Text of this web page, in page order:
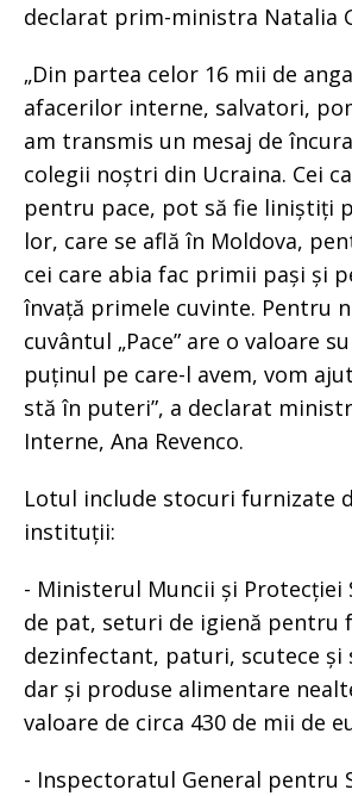
declarat prim-ministra Natalia
„Din partea celor 16 mii de
afacerilor interne, salvatori,
am transmis un mesaj de
colegii noștri din Ucraina. Cei
pentru pace, pot să fie liniștiți
lor, care se află în Moldova,
cei care abia fac primii pași și
învață primele cuvinte. Pentru
cuvântul „Pace” are o valoare
puținul pe care-l avem, vom
stă în puteri”, a declarat
Interne, Ana Revenco.
Lotul include stocuri furnizate
instituții:
- Ministerul Muncii și Protecției
de pat, seturi de igienă pentru
dezinfectant, paturi, scutece și
dar și produse alimentare
valoare de circa 430 de mii de
- Inspectoratul General pentru